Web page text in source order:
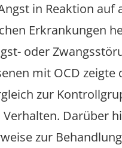
in Reaktion auf
Erkrankungen
oder
mit OCD zeigte
zur
Darüber
zur